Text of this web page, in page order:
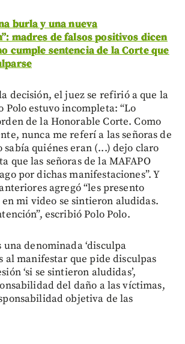
burla y una nueva
madres de falsos positivos dicen
cumple sentencia de la Corte que
decisión, el juez se refirió a que la
Polo estuvo incompleta: “Lo
de la Honorable Corte. Como
nunca me referí a las señoras de
sabía quiénes eran (...) dejo claro
que las señoras de la MAFAPO
por dichas manifestaciones”. Y
agregó “les presento
mi video se sintieron aludidas.
escribió Polo Polo.
una denominada ‘disculpa
al manifestar que pide disculpas
‘si se sintieron aludidas’,
del daño a las víctimas,
objetiva de las